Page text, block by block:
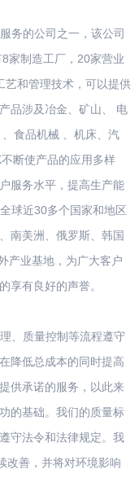
务的公司之一，该公司
家制造工厂，20家营业
艺和管理技术，可以提供
品涉及冶金、矿山、 电
食品机械 、机床、汽
断使产品的应用多样
服务水平，提高生产能
球近30多个国家和地区
南美洲、俄罗斯、韩国
产业基地，为广大客户
享有良好的声誉。
、质量控制等流程遵守
降低总成本的同时提高
供承诺的服务，以此来
的基础。我们的质量标
守法令和法律规定。我
改善，并将对环境影响